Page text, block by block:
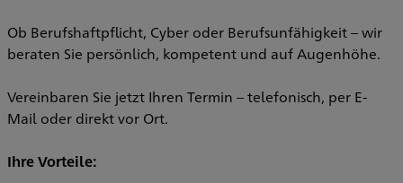
Ob Berufshaftpflicht, Cyber oder Berufsunfähigkeit – wir
beraten Sie persönlich, kompetent und auf Augenhöhe.
Vereinbaren Sie jetzt Ihren Termin – telefonisch, per E-
Mail oder direkt vor Ort.
Ihre Vorteile: